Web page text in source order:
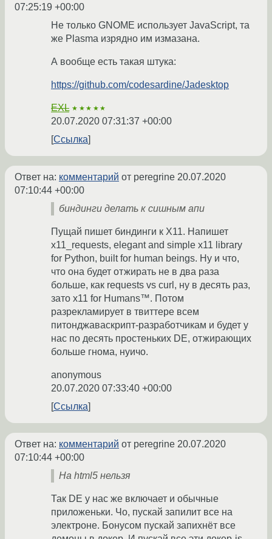
07:25:19 +00:00
Не только GNOME использует JavaScript, та
же Plasma изрядно им измазана.
А вообще есть такая штука:
https://github.com/codesardine/Jadesktop
EXL ★★★★★
20.07.2020 07:31:37 +00:00
Ссылка
Ответ на: комментарий от peregrine 20.07.2020
07:10:44 +00:00
биндинги делать к сишным апи
Пущай пишет биндинги к X11. Напишет
x11_requests, elegant and simple x11 library
for Python, built for human beings. Ну и что,
что она будет отжирать не в два раза
больше, как requests vs curl, ну в десять раз,
зато x11 for Humans™. Потом
разрекламирует в твиттере всем
питонджаваскрипт-разработчикам и будет у
нас по десять простеньких DE, отжирающих
больше гнома, нуичо.
anonymous
20.07.2020 07:33:40 +00:00
Ссылка
Ответ на: комментарий от peregrine 20.07.2020
07:10:44 +00:00
На html5 нельзя
Так DE у нас же включает и обычные
приложеньки. Чо, пускай запилит все на
электроне. Бонусом пускай запихнёт все